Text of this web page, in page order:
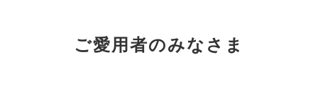
ご愛用者のみなさま